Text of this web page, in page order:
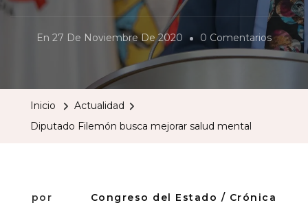
En 27 De Noviembre De 2020 0 ComentariosEn
Inicio
Actualidad
Diputado Filemón busca mejorar salud mental
por
Congreso del Estado / Crónica